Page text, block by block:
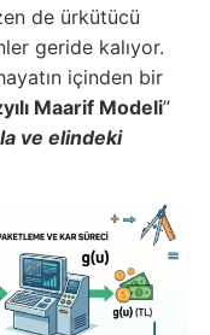
de ürkütücü
geride kalıyor.
içinden bir
Maarif Modeli”
ve elindeki